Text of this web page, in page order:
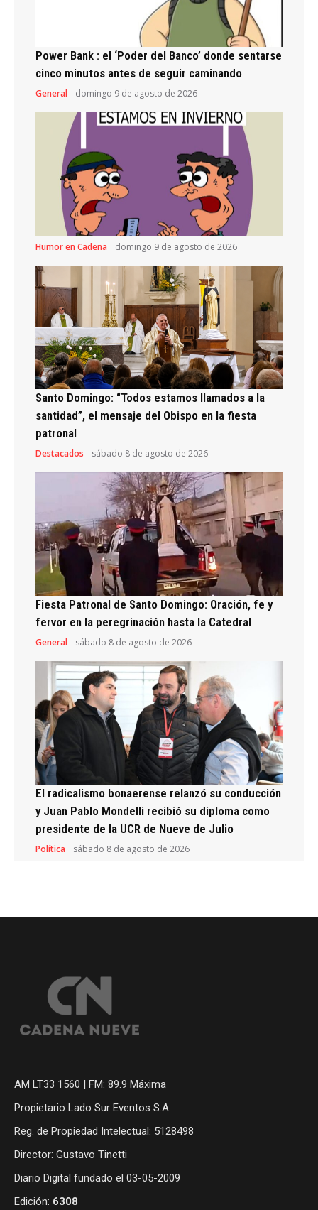
Power Bank : el ‘Poder del Banco’ donde sentarse
cinco minutos antes de seguir caminando
General domingo 9 de agosto de 2026
Humor en Cadena domingo 9 de agosto de 2026
Santo Domingo: “Todos estamos llamados a la
santidad”, el mensaje del Obispo en la fiesta
patronal
Destacados sábado 8 de agosto de 2026
Fiesta Patronal de Santo Domingo: Oración, fe y
fervor en la peregrinación hasta la Catedral
General sábado 8 de agosto de 2026
El radicalismo bonaerense relanzó su conducción
y Juan Pablo Mondelli recibió su diploma como
presidente de la UCR de Nueve de Julio
Política sábado 8 de agosto de 2026
AM LT33 1560 | FM: 89.9 Máxima
Propietario Lado Sur Eventos S.A
Reg. de Propiedad Intelectual: 5128498
Director: Gustavo Tinetti
Diario Digital fundado el 03-05-2009
Edición: 6308